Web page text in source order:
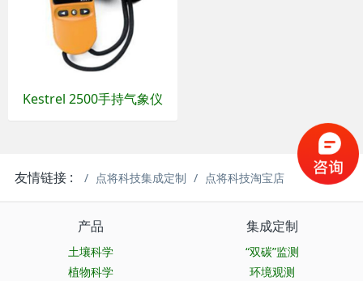
Kestrel 2500手持气象仪
友情链接 : 点将科技集成定制 点将科技淘宝店
产品
土壤科学
植物科学
集成定制
“双碳”监测
环境观测